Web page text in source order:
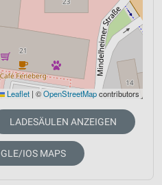
Leaflet | ©OpenStreetMapcontributors
LADESÄULEN ANZEIGEN
IOS MAPS